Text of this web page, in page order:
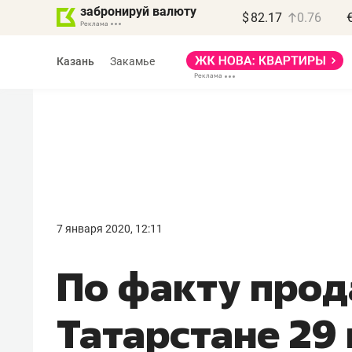
забронируй валюту $ 82.17 0.76
Казань Закамье
7 января 2020, 12:11
По факту
Татарстане
правил, бизнес может
потерять минимум